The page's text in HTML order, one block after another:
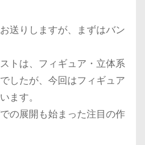
送りしますが、まずはバン
トは、フィギュア・立体系
したが、今回はフィギュア
ます。
の展開も始まった注目の作